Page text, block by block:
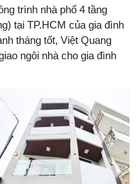
trình nhà phố 4 tầng
tại TP.HCM của gia đình
tháng tốt, Việt Quang
ngôi nhà cho gia đình